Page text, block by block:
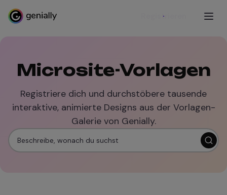
Registrieren
Microsite-Vorlagen
Registriere dich und durchstöbere tausende
interaktive, animierte Designs aus der Vorlagen-
Galerie von Genially.